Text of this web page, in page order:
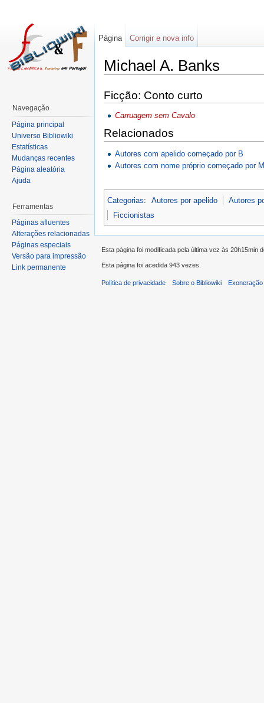
Michael A. Banks
Ficção: Conto curto
Carruagem sem Cavalo
Relacionados
Autores com apelido começado por B
Autores com nome próprio começado por
Categorias: Autores por apelido
Autores
Ficcionistas
Página Corrigir e nova info
Navegação
Página principal
Universo Bibliowiki
Estatísticas
Mudanças recentes
Página aleatória
Ajuda
Ferramentas
Páginas afluentes
Alterações relacionadas
Páginas especiais
Versão para impressão
Link permanente
Esta página foi modificada pela última vez às 20h15min
Esta página foi acedida 943 vezes.
Política de privacidade Sobre o Bibliowiki